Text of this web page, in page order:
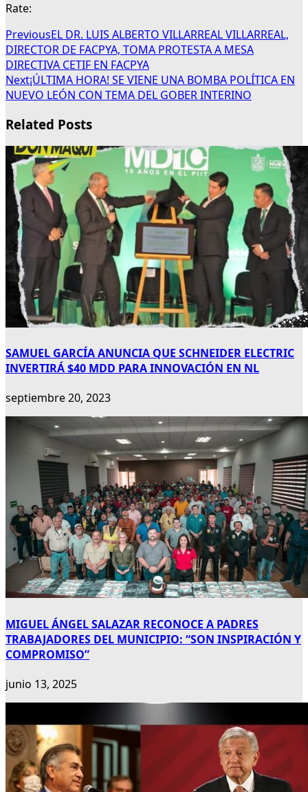
Rate:
PreviousEL DR. LUIS ALBERTO VILLARREAL VILLARREAL,
DIRECTOR DE FACPYA, TOMA PROTESTA A MESA
DIRECTIVA CETIF EN FACPYA
Next¡ÚLTIMA HORA! SE VIENE UNA BOMBA POLÍTICA EN
NUEVO LEÓN CON TEMA DEL GOBER INTERINO
Related Posts
SAMUEL GARCÍA ANUNCIA QUE SCHNEIDER ELECTRIC
INVERTIRÁ $40 MDD PARA INNOVACIÓN EN NL
septiembre 20, 2023
MIGUEL ÁNGEL SALAZAR RECONOCE A PADRES
TRABAJADORES DEL MUNICIPIO: “SON INSPIRACIÓN Y
COMPROMISO”
junio 13, 2025